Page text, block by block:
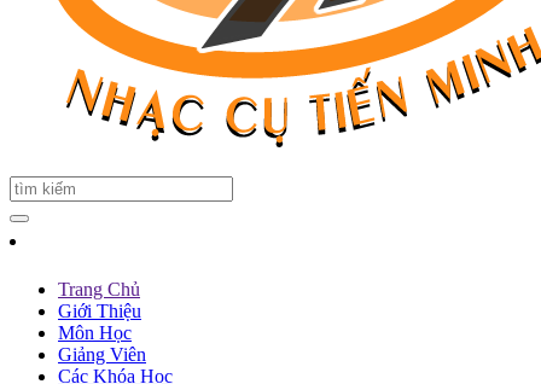
Trang Chủ
Giới Thiệu
Môn Học
Giảng Viên
Các Khóa Học